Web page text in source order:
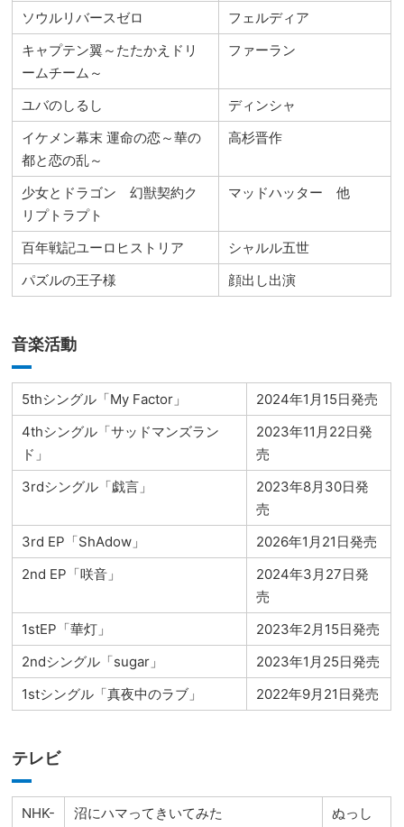
ソウルリバースゼロ
フェルディア
キャプテン翼～たたかえドリ
ームチーム～
ファーラン
ユバのしるし
ディンシャ
イケメン幕末 運命の恋～華の
都と恋の乱～
高杉晋作
少女とドラゴン 幻獣契約ク
リプトラプト
マッドハッター 他
百年戦記ユーロヒストリア
シャルル五世
パズルの王子様
顔出し出演
音楽活動
5thシングル「My Factor」
2024年1月15日発売
4thシングル「サッドマンズラン
ド」
2023年11月22日発
売
3rdシングル「戯言」
2023年8月30日発
売
3rd EP「ShAdow」
2026年1月21日発売
2nd EP「咲音」
2024年3月27日発
売
1stEP「華灯」
2023年2月15日発売
2ndシングル「sugar」
2023年1月25日発売
1stシングル「真夜中のラブ」
2022年9月21日発売
テレビ
NHK-
沼にハマってきいてみた
ぬっし